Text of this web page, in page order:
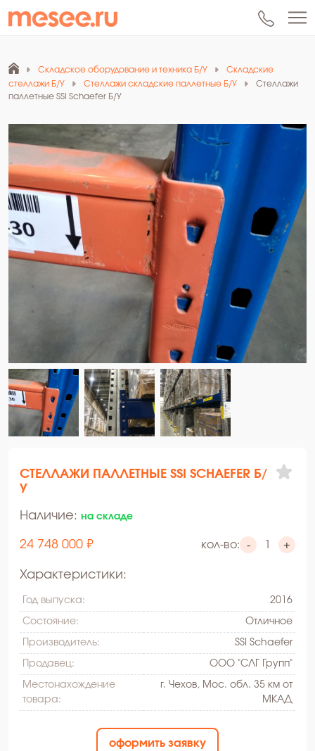
Складское оборудование и техника Б/У
Складские
стеллажи Б/У
Стеллажи складские паллетные Б/У
Стеллажи
паллетные SSI Schaefer Б/У
СТЕЛЛАЖИ ПАЛЛЕТНЫЕ SSI SCHAEFER Б/
У
Наличие: на складе
24 748 000 ₽ кол-во: - +
Характеристики:
Год выпуска: 2016
Состояние: Oтличное
Производитель: SSI Schaefer
Продавец: ООО "СЛГ Групп"
Местонахождение
товара:
г. Чехов, Мос. обл. 35 км от
МКАД
оформить заявку